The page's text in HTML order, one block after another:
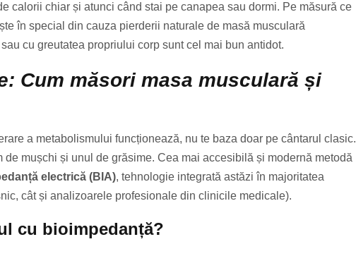
calorii chiar și atunci când stai pe canapea sau dormi. Pe măsură ce
în special din cauza pierderii naturale de masă musculară
cu greutatea propriului corp sunt cel mai bun antidot.
Cum măsori masa musculară și
a metabolismului funcționează, nu te baza doar pe cântarul clasic.
mușchi și unul de grăsime. Cea mai accesibilă și modernă metodă
electrică (BIA), tehnologie integrată astăzi în majoritatea
cât și analizoarele profesionale din clinicile medicale).
cu bioimpedanță?